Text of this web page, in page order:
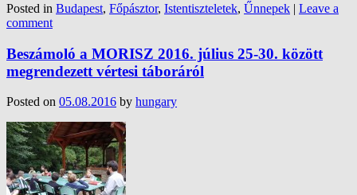
Posted in Budapest, Főpásztor, Istentiszteletek, Űnnepek | Leave a
comment
Beszámoló a MORISZ 2016. július 25-30. között
megrendezett vértesi táboráról
Posted on 05.08.2016 by hungary